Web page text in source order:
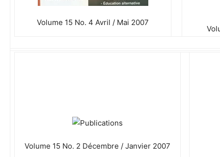
Volume 15 No. 4 Avril / Mai 2007
Volume 15 No. 2 Décembre / Janvier 2007